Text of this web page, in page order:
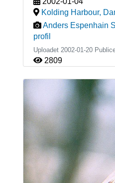
Kolding Harbour,
Anders Espenhain
profil
Uploadet 2002-01-20
2809